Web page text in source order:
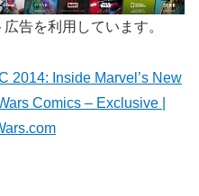
告を利用しています。
2014: Inside Marvel’s New
Comics – Exclusive |